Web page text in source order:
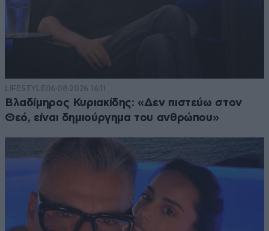
LIFESTYLE06·08·2026 16:11
Βλαδίμηρος Κυριακίδης: «Δεν πιστεύω στον
Θεό, είναι δημιούργημα του ανθρώπου»